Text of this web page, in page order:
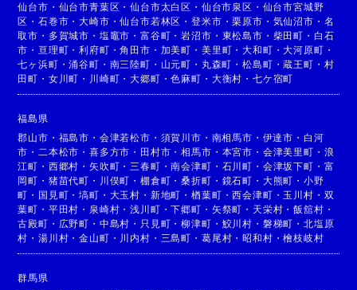
仙台市 ・ 仙台市青葉区 ・仙台市太白区 ・ 仙台市泉区 ・ 仙台市宮城野
区 ・石巻市 ・大崎市 ・仙台市若林区 ・登米市 ・栗原市 ・ 気仙沼市 ・ 名
取市 ・ 多賀城市 ・ 塩竈市 ・富谷町 ・岩沼市 ・ 東松島市 ・ 柴田町 ・ 白石
市 ・ 亘理町 ・利府町 ・角田市 ・ 加美町 ・ 美里町 ・大和町 ・大河原町 ・
七ヶ浜町 ・涌谷町 ・ 南三陸町 ・ 山元町 ・ 丸森町 ・松島町 ・蔵王町 ・ 村
田町 ・ 女川町 ・ 川崎町 ・大郷町 ・色麻町 ・ 大衡村 ・ 七ケ宿町
福島県
郡山市 ・ 福島市 ・ 会津若松市 ・ 須賀川市 ・ 南相馬市 ・ 伊達市 ・ 白河
市 ・ 二本松市 ・喜多方市 ・ 田村市 ・相馬市 ・ 本宮市 ・ 会津美里町 ・ 浪
江町 ・ 西郷村 ・矢吹町 ・ 三春町 ・南会津町 ・ 石川町 ・ 会津坂下町 ・ 富
岡町 ・ 猪苗代町 ・ 川俣町 ・棚倉町 ・桑折町 ・ 鏡石町 ・ 大熊町 ・ 小野
町 ・ 国見町 ・塙町 ・ 大玉村 ・ 新地町 ・楢葉町 ・西会津町 ・ 玉川村 ・ 双
葉町 ・ 平田村 ・ 泉崎村 ・浅川町 ・下郷町 ・ 矢祭町 ・ 天栄村 ・飯舘村 ・
古殿町 ・ 広野町 ・ 中島村 ・ 只見町 ・柳津町 ・ 鮫川村 ・ 磐梯町 ・ 北塩原
村 ・湯川村 ・金山町 ・ 川内村 ・ 三島町 ・ 葛尾村 ・昭和村 ・檜枝岐村
群馬県